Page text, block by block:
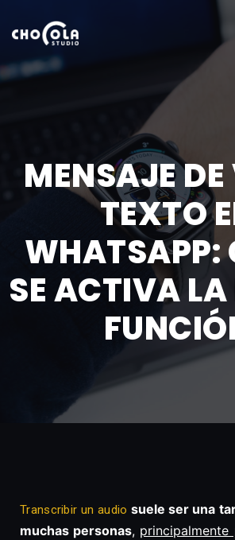
MENSAJE
TEXTO
WHATSAPP:
SE ACTIVA
Transcribir un audio suele ser una
muchas personas,